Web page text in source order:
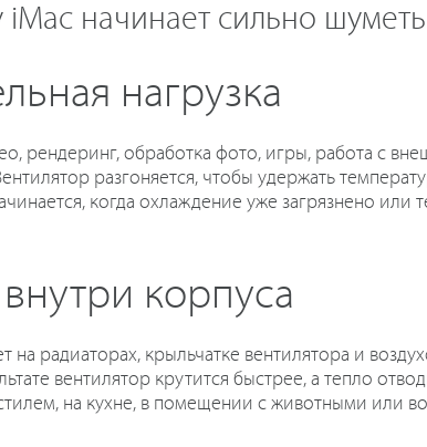
начинает сильно шуметь
нагрузка
рендеринг, обработка фото, игры, работа с
разгоняется, чтобы удержать
когда охлаждение уже загрязнено или
корпуса
на радиаторах, крыльчатке вентилятора и
вентилятор крутится быстрее, а тепло
на кухне, в помещении с животными или